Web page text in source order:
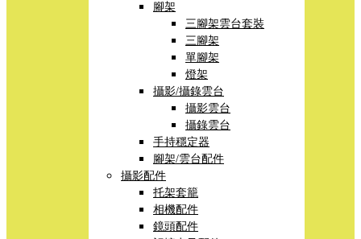
腳架
三腳架雲台套裝
三腳架
單腳架
燈架
攝影/攝錄雲台
攝影雲台
攝錄雲台
手持穩定器
腳架/雲台配件
攝影配件
托架套籠
相機配件
鏡頭配件